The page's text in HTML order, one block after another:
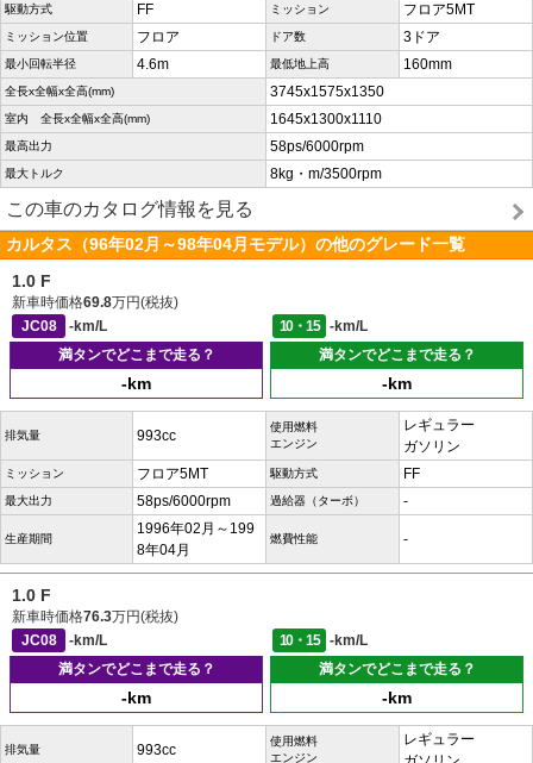
駆動方式 FF ミッション フロア5MT
ミッション位置 フロア ドア数 3ドア
最小回転半径 4.6m 最低地上高 160mm
全長x全幅x全高(mm) 3745x1575x1350
室内 全長x全幅x全高(mm) 1645x1300x1110
最高出力 58ps/6000rpm
最大トルク 8kg・m/3500rpm
この車のカタログ情報を見る
カルタス（96年02月～98年04月モデル）の他のグレード一覧
1.0 F
新車時価格69.8万円(税抜)
JC08
-km/L 10・15
-km/L
満タンでどこまで走る？
-km
満タンでどこまで走る？
-km
排気量 993cc
使用燃料
エンジン
レギュラー
ガソリン
ミッション フロア5MT 駆動方式 FF
最大出力 58ps/6000rpm 過給器（ターボ） -
生産期間
1996年02月～199
8年04月
燃費性能 -
1.0 F
新車時価格76.3万円(税抜)
JC08
-km/L 10・15
-km/L
満タンでどこまで走る？
-km
満タンでどこまで走る？
-km
排気量 993cc
使用燃料
エンジン
レギュラー